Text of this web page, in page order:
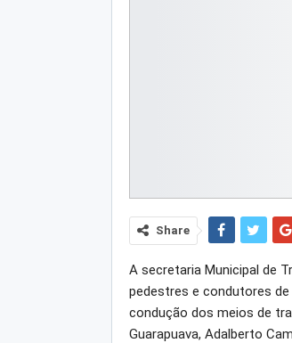
Share
A secretaria Municipal de
pedestres e condutores
condução dos meios de
Guarapuava, Adalberto